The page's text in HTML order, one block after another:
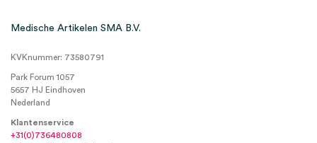
Medische Artikelen SMA B.V.
KVKnummer: 73580791
Park Forum 1057
5657 HJ Eindhoven
Nederland
Klantenservice
+31(0)736480808